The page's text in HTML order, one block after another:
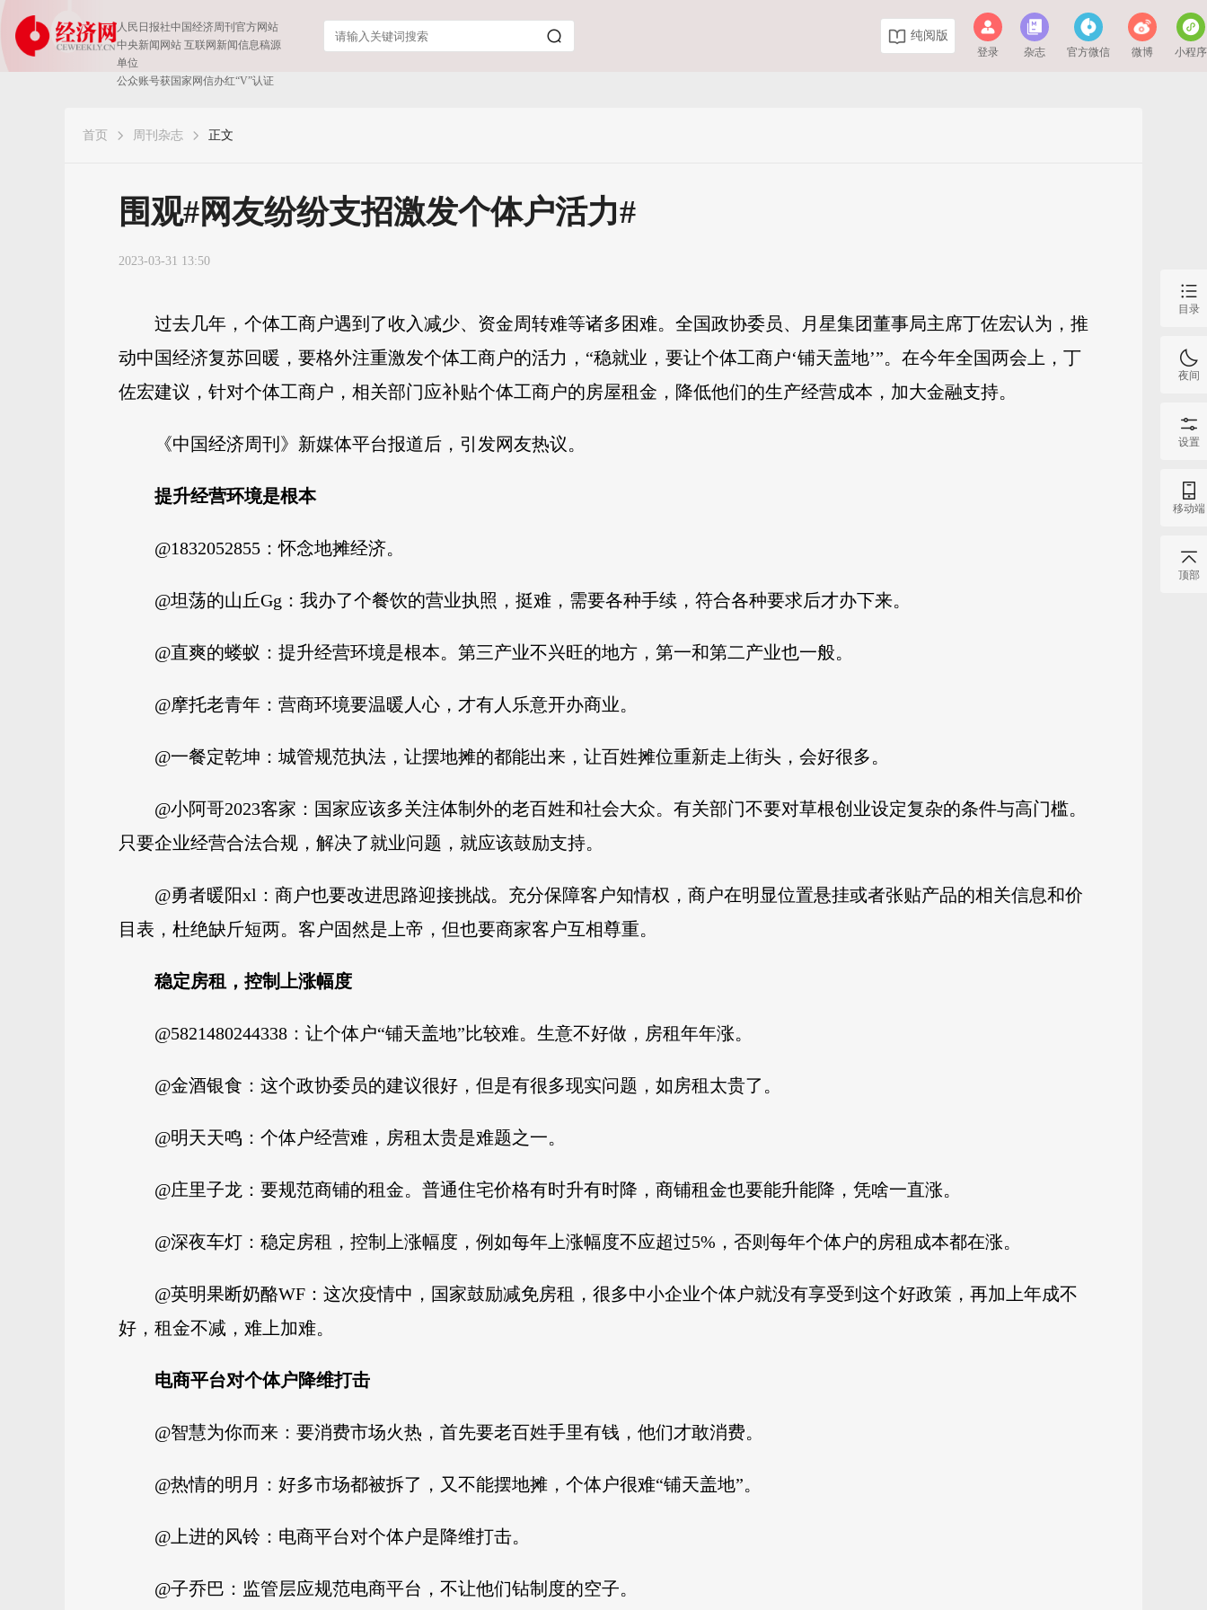
人民日报社中国经济周刊官方网站
中央新闻网站 互联网新闻信息稿源
单位
公众账号获国家网信办红“V”认证
纯阅版
登录 杂志 官方微信 微博 小程序
首页 周刊杂志 正文
围观#网友纷纷支招激发个体户活力#
2023-03-31 13:50
过去几年，个体工商户遇到了收入减少、资金周转难等诸多困难。全国政协委员、月星集团董事局主席丁佐宏认为，推
动中国经济复苏回暖，要格外注重激发个体工商户的活力，“稳就业，要让个体工商户‘铺天盖地’”。在今年全国两会上，丁
佐宏建议，针对个体工商户，相关部门应补贴个体工商户的房屋租金，降低他们的生产经营成本，加大金融支持。
《中国经济周刊》新媒体平台报道后，引发网友热议。
提升经营环境是根本
@1832052855：怀念地摊经济。
@坦荡的山丘Gg：我办了个餐饮的营业执照，挺难，需要各种手续，符合各种要求后才办下来。
@直爽的蝼蚁：提升经营环境是根本。第三产业不兴旺的地方，第一和第二产业也一般。
@摩托老青年：营商环境要温暖人心，才有人乐意开办商业。
@一餐定乾坤：城管规范执法，让摆地摊的都能出来，让百姓摊位重新走上街头，会好很多。
@小阿哥2023客家：国家应该多关注体制外的老百姓和社会大众。有关部门不要对草根创业设定复杂的条件与高门槛。
只要企业经营合法合规，解决了就业问题，就应该鼓励支持。
@勇者暖阳xl：商户也要改进思路迎接挑战。充分保障客户知情权，商户在明显位置悬挂或者张贴产品的相关信息和价
目表，杜绝缺斤短两。客户固然是上帝，但也要商家客户互相尊重。
稳定房租，控制上涨幅度
@5821480244338：让个体户“铺天盖地”比较难。生意不好做，房租年年涨。
@金酒银食：这个政协委员的建议很好，但是有很多现实问题，如房租太贵了。
@明天天鸣：个体户经营难，房租太贵是难题之一。
@庄里子龙：要规范商铺的租金。普通住宅价格有时升有时降，商铺租金也要能升能降，凭啥一直涨。
@深夜车灯：稳定房租，控制上涨幅度，例如每年上涨幅度不应超过5%，否则每年个体户的房租成本都在涨。
@英明果断奶酪WF：这次疫情中，国家鼓励减免房租，很多中小企业个体户就没有享受到这个好政策，再加上年成不
好，租金不减，难上加难。
电商平台对个体户降维打击
@智慧为你而来：要消费市场火热，首先要老百姓手里有钱，他们才敢消费。
@热情的明月：好多市场都被拆了，又不能摆地摊，个体户很难“铺天盖地”。
@上进的风铃：电商平台对个体户是降维打击。
@子乔巴：监管层应规范电商平台，不让他们钻制度的空子。
目录
夜间
设置
移动端
顶部